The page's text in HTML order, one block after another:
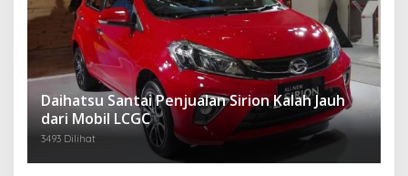
Daihatsu Santai Penjualan Sirion Kalah Jauh
dari Mobil LCGC
3493 Dilihat